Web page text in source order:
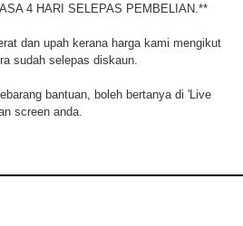
4 HARI SELEPAS PEMBELIAN.**
dan upah kerana harga kami mengikut
sudah selepas diskaun.
bantuan, boleh bertanya di 'Live
screen anda.